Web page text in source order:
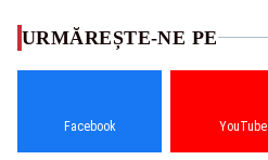
URMĂREȘTE-NE PE
Facebook YouTube